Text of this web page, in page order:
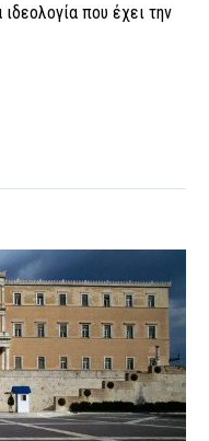
ιδεολογία που έχει την